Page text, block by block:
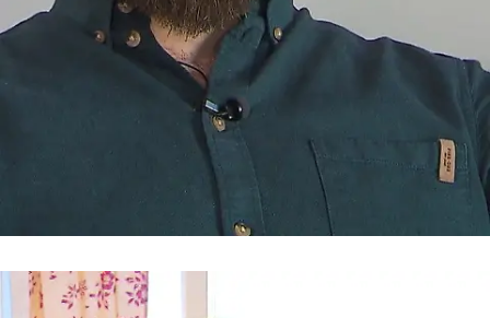
In drei Worten
Frederik: herzlich, offen, Alkoholfachmann